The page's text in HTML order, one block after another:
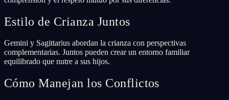
Estilo de Crianza Juntos
Gemini y Sagittarius abordan la crianza con perspectivas
complementarias. Juntos pueden crear un entorno familiar
equilibrado que nutre a sus hijos.
Cómo Manejan los Conflictos